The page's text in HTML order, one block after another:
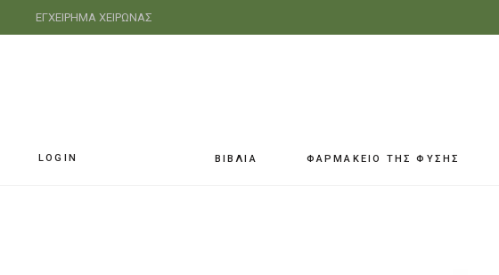
ΕΓΧΕΙΡΗΜΑ ΧΕΙΡΩΝΑΣ
LOGIN ΒΙΒΛΙΑ ΦΑΡΜΑΚΕΙΟ ΤΗΣ ΦΥΣΗΣ